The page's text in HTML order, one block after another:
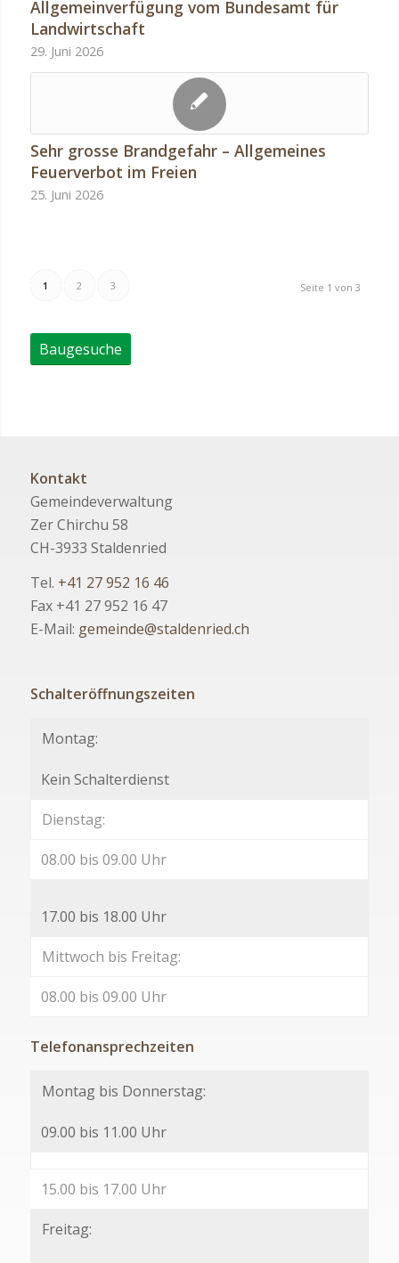
Allgemeinverfügung vom Bundesamt für
Landwirtschaft
29. Juni 2026
Sehr grosse Brandgefahr – Allgemeines
Feuerverbot im Freien
25. Juni 2026
Seite 1 von 3
1 2 3
Baugesuche
Kontakt
Gemeindeverwaltung
Zer Chirchu 58
CH-3933 Staldenried
Tel. +41 27 952 16 46
Fax +41 27 952 16 47
E-Mail: gemeinde@staldenried.ch
Schalteröffnungszeiten
Montag:
Kein Schalterdienst
Dienstag:
08.00 bis 09.00 Uhr
17.00 bis 18.00 Uhr
Mittwoch bis Freitag:
08.00 bis 09.00 Uhr
Telefonansprechzeiten
Montag bis Donnerstag:
09.00 bis 11.00 Uhr
15.00 bis 17.00 Uhr
Freitag: